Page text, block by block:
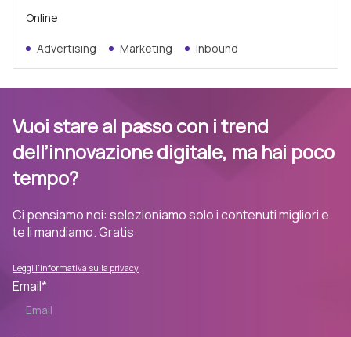
Online
Advertising Marketing Inbound
Vuoi stare al passo con i trend
dell’innovazione digitale, ma hai poco
tempo?
Ci pensiamo noi: selezioniamo solo i contenuti migliori e
te li mandiamo. Gratis
Leggi l'informativa sulla privacy
Email*